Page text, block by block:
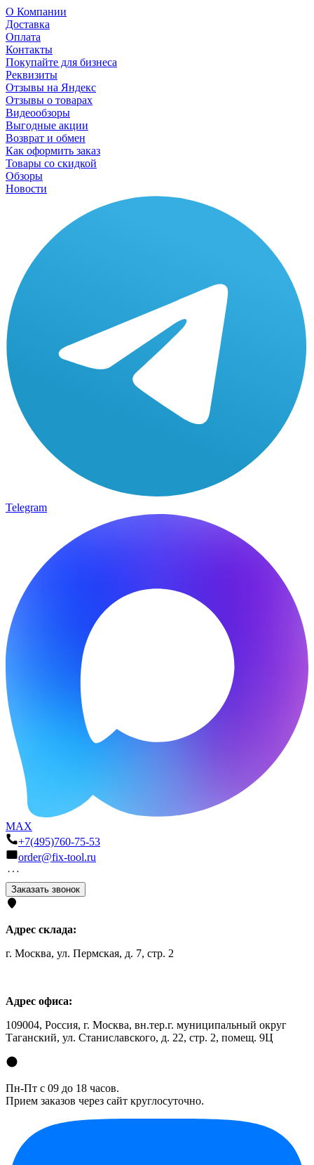
О Компании
Доставка
Оплата
Контакты
Покупайте для бизнеса
Реквизиты
Отзывы на Яндекс
Отзывы о товарах
Видеообзоры
Выгодные акции
Возврат и обмен
Как оформить заказ
Товары со скидкой
Обзоры
Новости
Telegram
MAX
+7(495)760-75-53
order@fix-tool.ru
Заказать звонок
Адрес склада:
г. Москва, ул. Пермская, д. 7, стр. 2
Адрес офиса:
109004, Россия, г. Москва, вн.тер.г. муниципальный округ
Таганский, ул. Станиславского, д. 22, стр. 2, помещ. 9Ц
Пн-Пт с 09 до 18 часов.
Прием заказов через сайт круглосуточно.